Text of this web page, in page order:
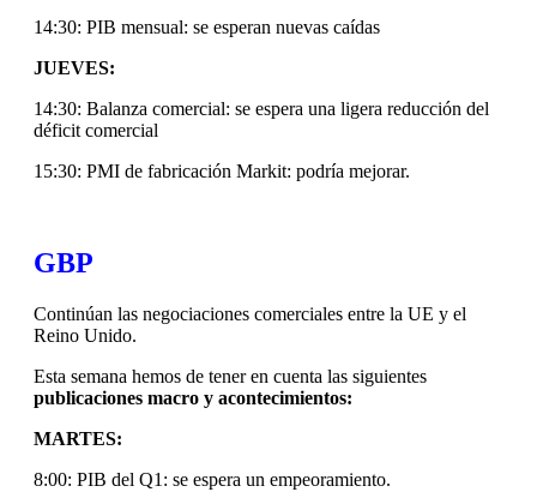
14:30: PIB mensual: se esperan nuevas caídas
JUEVES:
14:30: Balanza comercial: se espera una ligera reducción del
déficit comercial
15:30: PMI de fabricación Markit: podría mejorar.
GBP
Continúan las negociaciones comerciales entre la UE y el
Reino Unido.
Esta semana hemos de tener en cuenta las siguientes
publicaciones macro y acontecimientos:
MARTES:
8:00: PIB del Q1: se espera un empeoramiento.